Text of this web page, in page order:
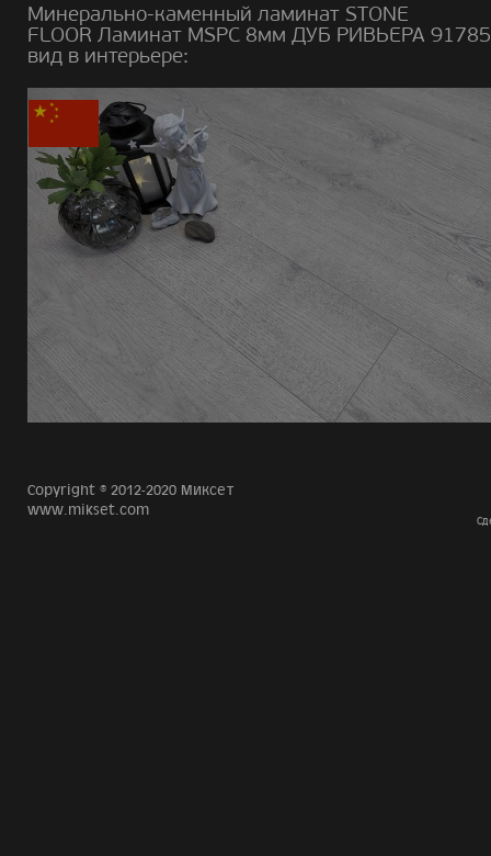
Минерально-каменный ламинат STONE
FLOOR Ламинат MSPC 8мм ДУБ РИВЬЕРА
вид в интерьере:
Copyright © 2012-2020 Миксет
www.mikset.com